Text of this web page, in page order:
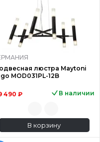
люстра Maytoni
MOD031PL-12B
490 ₽ В наличии
В корзину